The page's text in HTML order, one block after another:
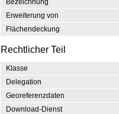
Bezeichnung
Erweiterung von
Flächendeckung
Rechtlicher Teil
Klasse
Delegation
Georeferenzdaten
Download-Dienst